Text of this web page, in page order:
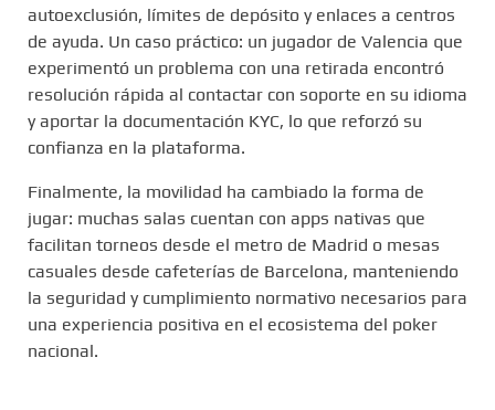
autoexclusión, límites de depósito y enlaces a centros
de ayuda. Un caso práctico: un jugador de Valencia que
experimentó un problema con una retirada encontró
resolución rápida al contactar con soporte en su idioma
y aportar la documentación KYC, lo que reforzó su
confianza en la plataforma.
Finalmente, la movilidad ha cambiado la forma de
jugar: muchas salas cuentan con apps nativas que
facilitan torneos desde el metro de Madrid o mesas
casuales desde cafeterías de Barcelona, manteniendo
la seguridad y cumplimiento normativo necesarios para
una experiencia positiva en el ecosistema del poker
nacional.